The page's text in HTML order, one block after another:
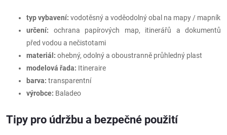
typ vybavení: vodotěsný a voděodolný obal na mapy / mapník
určení: ochrana papírových map, itinerářů a dokumentů
před vodou a nečistotami
materiál: ohebný, odolný a oboustranně průhledný plast
modelová řada: Itineraire
barva: transparentní
výrobce: Baladeo
Tipy pro údržbu a bezpečné použití